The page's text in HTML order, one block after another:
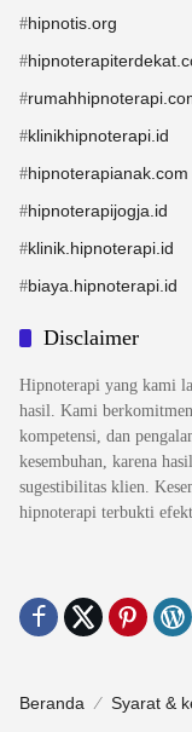
#hipnotis.org
#
#
#klinikhipnoterapi.id
#hipnoterapianak.com
#hipnoterapijogja.id
#klinik.hipnoterapi.id
#biaya.hipnoterapi.id
Disclaimer
Hipnoterapi yang kami
hasil. Kami
kompetensi, dan
kesembuhan, karena
sugestibilitas klien.
hipnoterapi terbukti
Beranda Syarat &